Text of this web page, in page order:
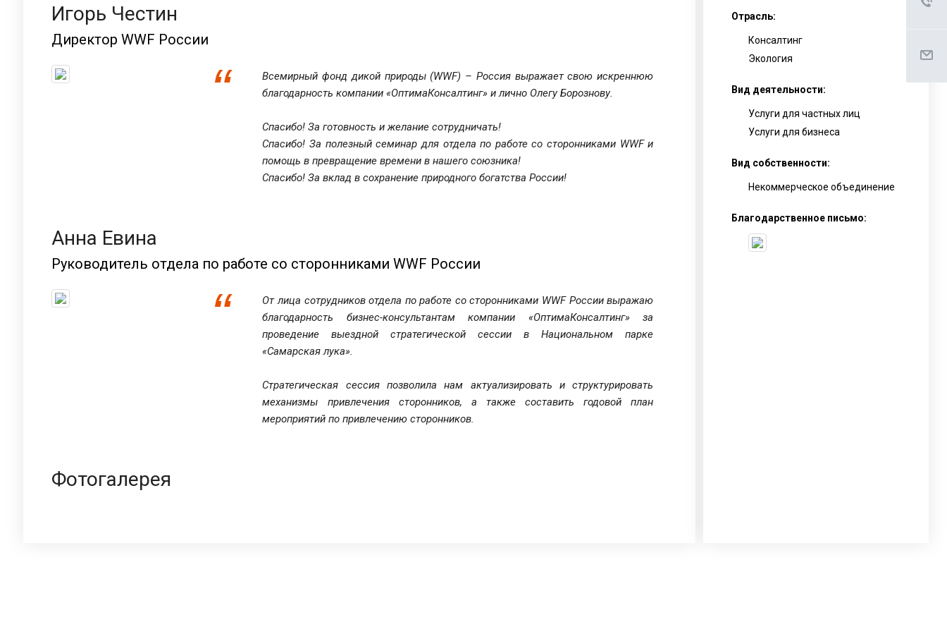
Игорь Честин
Директор WWF России
Всемирный фонд дикой природы (WWF) – Россия выражает свою искреннюю
благодарность компании «ОптимаКонсалтинг» и лично Олегу Борознову.
Спасибо! За готовность и желание сотрудничать!
Спасибо! За полезный семинар для отдела по работе со сторонниками WWF и
помощь в превращение времени в нашего союзника!
Спасибо! За вклад в сохранение природного богатства России!
Анна Евина
Руководитель отдела по работе со сторонниками WWF России
От лица сотрудников отдела по работе со сторонниками WWF России выражаю
благодарность бизнес-консультантам компании «ОптимаКонсалтинг» за
проведение выездной стратегической сессии в Национальном парке
«Самарская лука».
Стратегическая сессия позволила нам актуализировать и структурировать
механизмы привлечения сторонников, а также составить годовой план
мероприятий по привлечению сторонников.
Фотогалерея
Отрасль:
Консалтинг
Экология
Вид деятельности:
Услуги для частных лиц
Услуги для бизнеса
Вид собственности:
Некоммерческое объединение
Благодарственное письмо: